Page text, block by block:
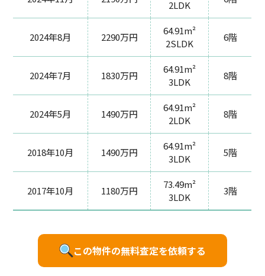
2LDK
2024年8月 2290万円
64.91m²
2SLDK
6階
2024年7月 1830万円
64.91m²
3LDK
8階
2024年5月 1490万円
64.91m²
2LDK
8階
2018年10月 1490万円
64.91m²
3LDK
5階
2017年10月 1180万円
73.49m²
3LDK
3階
この物件の無料査定を依頼する